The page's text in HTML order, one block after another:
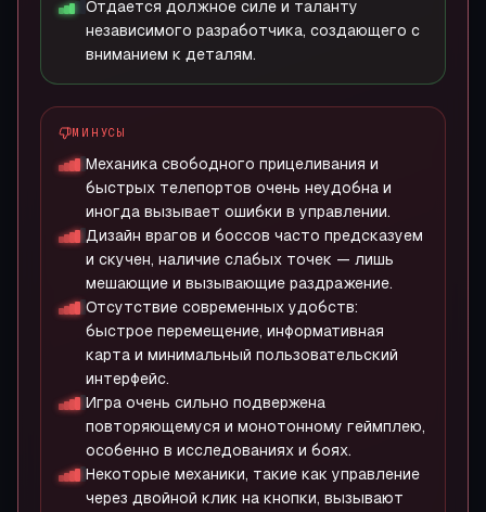
Отдается должное силе и таланту
независимого разработчика, создающего с
вниманием к деталям.
МИНУСЫ
Механика свободного прицеливания и
быстрых телепортов очень неудобна и
иногда вызывает ошибки в управлении.
Дизайн врагов и боссов часто предсказуем
и скучен, наличие слабых точек — лишь
мешающие и вызывающие раздражение.
Отсутствие современных удобств:
быстрое перемещение, информативная
карта и минимальный пользовательский
интерфейс.
Игра очень сильно подвержена
повторяющемуся и монотонному геймплею,
особенно в исследованиях и боях.
Некоторые механики, такие как управление
через двойной клик на кнопки, вызывают